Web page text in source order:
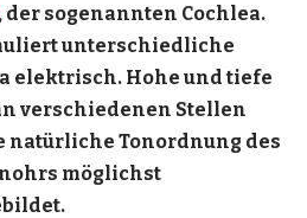
, der sogenannten Cochlea.
unterschiedliche
elektrisch. Hohe und tiefe
verschiedenen Stellen
natürliche Tonordnung des
möglichst